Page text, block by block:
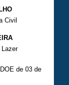
Civil
de 03 de